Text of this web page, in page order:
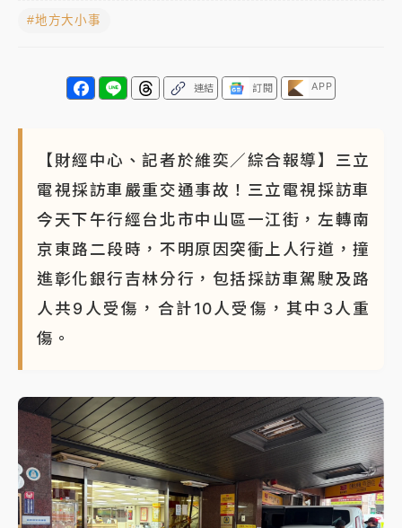
台東農業處長涉圖利渡假村！東檢抗告成功 今重開羈
父親節泡湯了！中颱白海豚雨彈轟3天 「紅到發紫」降
雨熱區曝
#地方大小事
連結 訂閱 APP
【財經中心、記者於維奕／綜合報導】三立
電視採訪車嚴重交通事故！三立電視採訪車
今天下午行經台北市中山區一江街，左轉南
京東路二段時，不明原因突衝上人行道，撞
進彰化銀行吉林分行，包括採訪車駕駛及路
人共9人受傷，合計10人受傷，其中3人重
傷。